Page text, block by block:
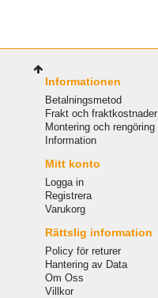
Informationen
Betalningsmetod
Frakt och fraktkostnader
Montering och rengöring
Information
Mitt konto
Logga in
Registrera
Varukorg
Rättslig information
Policy för returer
Hantering av Data
Om Oss
Villkor